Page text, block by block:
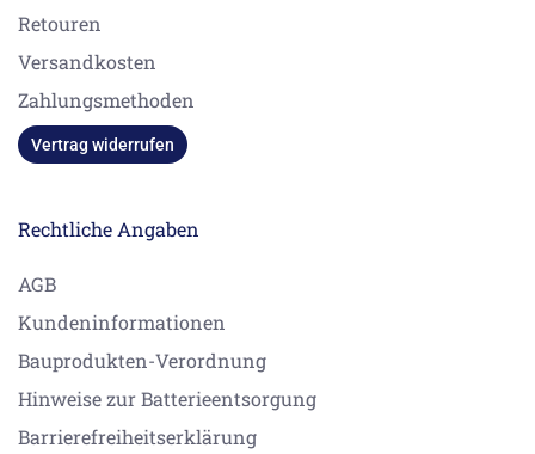
Retouren
Versandkosten
Zahlungsmethoden
Vertrag widerrufen
Rechtliche Angaben
AGB
Kundeninformationen
Bauprodukten-Verordnung
Hinweise zur Batterieentsorgung
Barrierefreiheitserklärung